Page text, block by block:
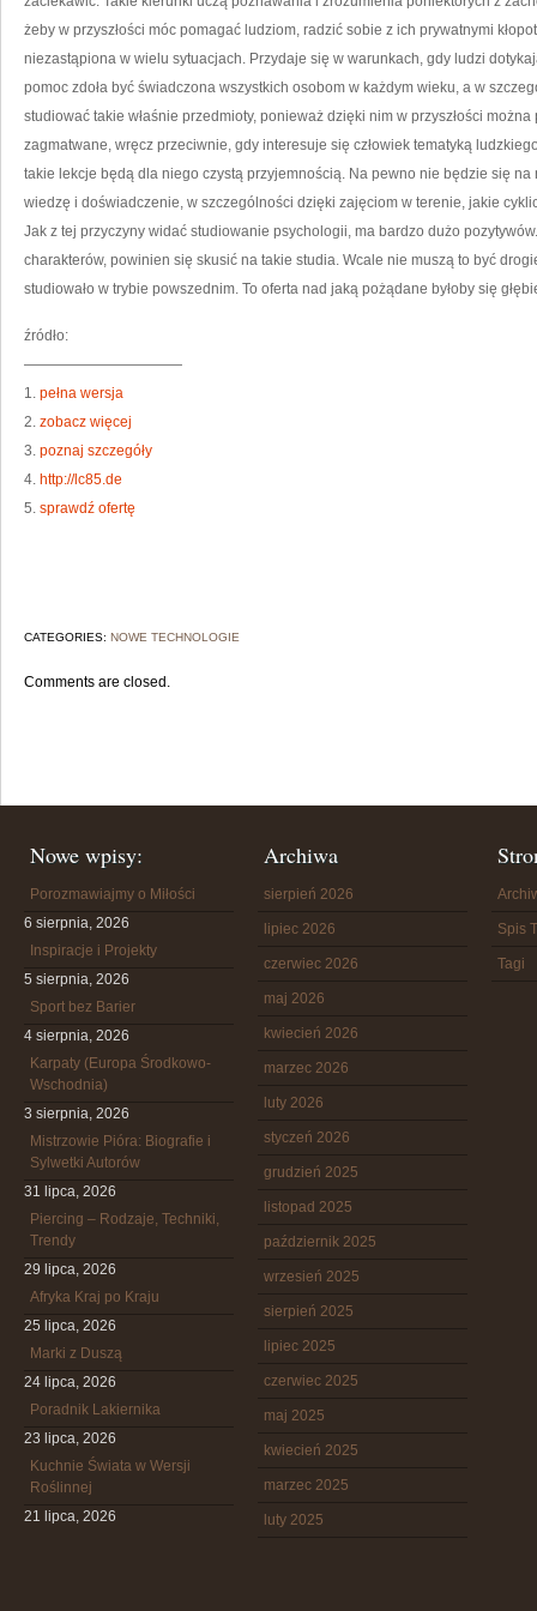
żeby w przyszłości móc pomagać ludziom, radzić sobie z ich prywatnymi
niezastąpiona w wielu sytuacjach. Przydaje się w warunkach, gdy ludzi
pomoc zdoła być świadczona wszystkich osobom w każdym wieku, a w
studiować takie właśnie przedmioty, ponieważ dzięki nim w przyszłości
zagmatwane, wręcz przeciwnie, gdy interesuje się człowiek tematyką
takie lekcje będą dla niego czystą przyjemnością. Na pewno nie będzie się na
wiedzę i doświadczenie, w szczególności dzięki zajęciom w terenie, jakie
Jak z tej przyczyny widać studiowanie psychologii, ma bardzo dużo
charakterów, powinien się skusić na takie studia. Wcale nie muszą to być
studiowało w trybie powszednim. To oferta nad jaką pożądane byłoby się
źródło:
———————————
1. pełna wersja
2. zobacz więcej
3. poznaj szczegóły
4. http://lc85.de
5. sprawdź ofertę
CATEGORIES: NOWE TECHNOLOGIE
Comments are closed.
Nowe wpisy:
Porozmawiajmy o Miłości
6 sierpnia, 2026
Inspiracje i Projekty
5 sierpnia, 2026
Sport bez Barier
4 sierpnia, 2026
Karpaty (Europa Środkowo-
Wschodnia)
3 sierpnia, 2026
Mistrzowie Pióra: Biografie i
Sylwetki Autorów
31 lipca, 2026
Piercing – Rodzaje, Techniki,
Trendy
29 lipca, 2026
Afryka Kraj po Kraju
25 lipca, 2026
Marki z Duszą
24 lipca, 2026
Poradnik Lakiernika
23 lipca, 2026
Kuchnie Świata w Wersji
Roślinnej
21 lipca, 2026
Archiwa
sierpień 2026
lipiec 2026
czerwiec 2026
maj 2026
kwiecień 2026
marzec 2026
luty 2026
styczeń 2026
grudzień 2025
listopad 2025
październik 2025
wrzesień 2025
sierpień 2025
lipiec 2025
czerwiec 2025
maj 2025
kwiecień 2025
marzec 2025
luty 2025
Spis
Tagi